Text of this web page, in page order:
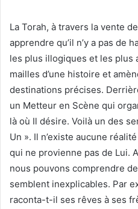
La Torah, à travers la vente
apprendre qu’il n’y a pas de
les plus illogiques et les plus
mailles d’une histoire et
destinations précises.
un Metteur en Scène qui
là où Il désire. Voilà un des
Un ». Il n’existe aucune
qui ne provienne pas de Lui.
nous pouvons comprendre
semblent inexplicables. Par
raconta-t-il ses rêves à ses